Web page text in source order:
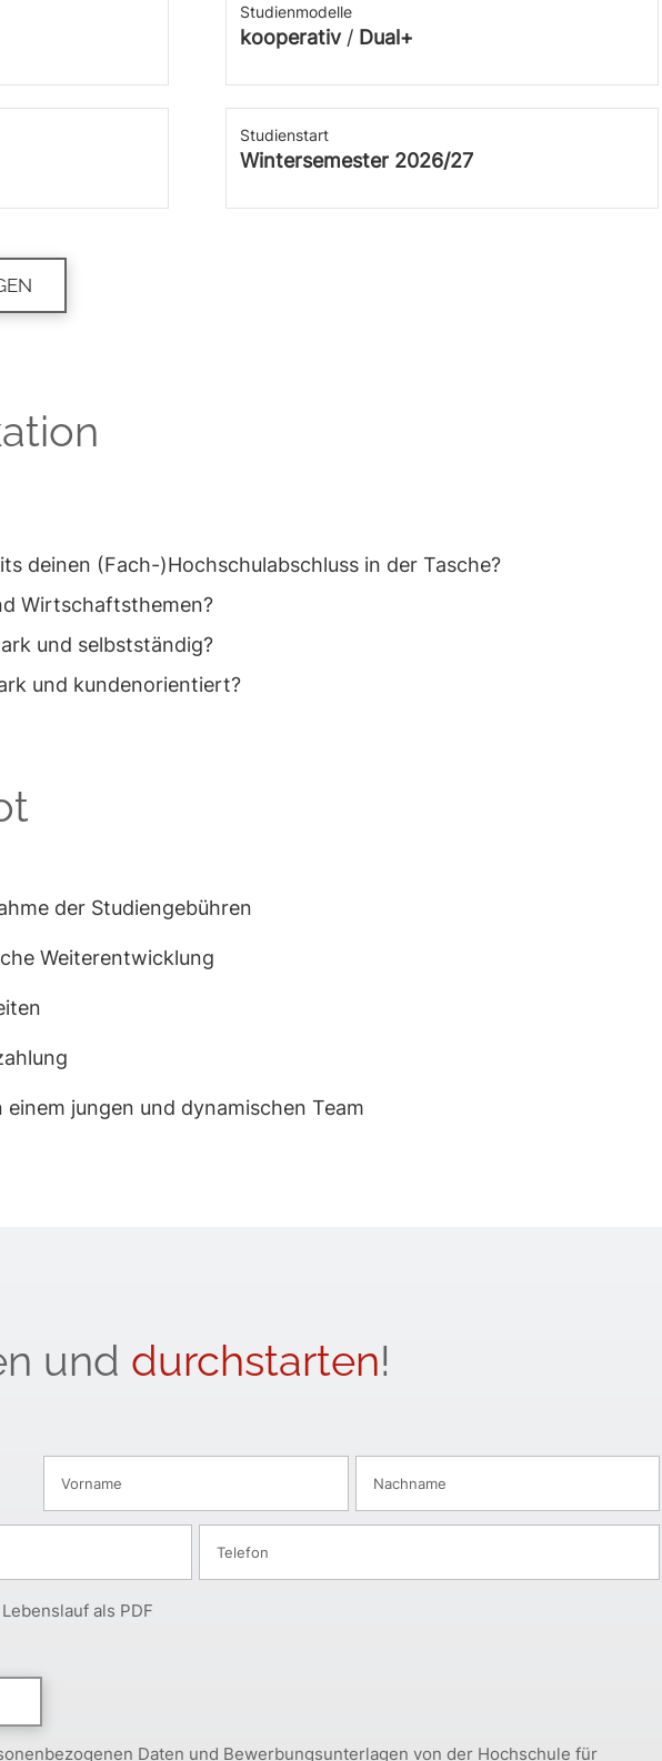
Studienmodelle
kooperativ/ Dual+
Studienstart
Wintersemester 2026/27
deinen (Fach-)Hochschulabschluss in der Tasche?
Wirtschaftsthemen?
und selbstständig?
und kundenorientiert?
der Studiengebühren
Weiterentwicklung
einem jungen und dynamischen Team
und durchstarten!
als PDF
Daten und Bewerbungsunterlagen von der Hochschule für